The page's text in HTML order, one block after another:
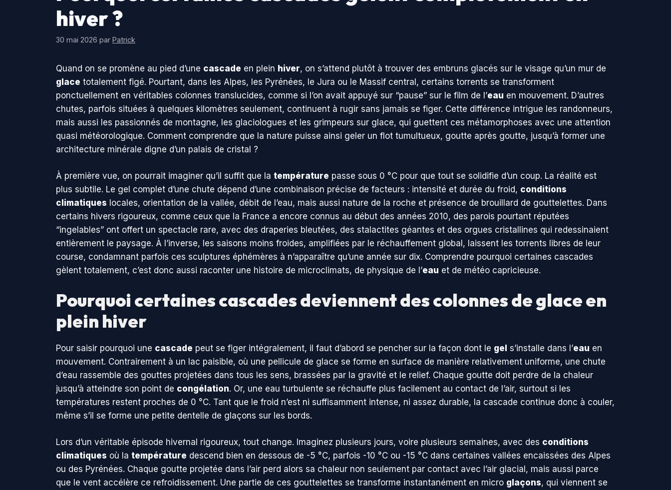
hiver ?
30 mai 2026 par Patrick
Quand on se promène au pied d’une cascade en plein hiver, on s’attend plutôt à trouver des embruns glacés sur le visage qu’un mur de
glace totalement figé. Pourtant, dans les Alpes, les Pyrénées, le Jura ou le Massif central, certains torrents se transforment
ponctuellement en véritables colonnes translucides, comme si l’on avait appuyé sur “pause” sur le film de l’eau en mouvement. D’autres
chutes, parfois situées à quelques kilomètres seulement, continuent à rugir sans jamais se figer. Cette différence intrigue les randonneurs,
mais aussi les passionnés de montagne, les glaciologues et les grimpeurs sur glace, qui guettent ces métamorphoses avec une attention
quasi météorologique. Comment comprendre que la nature puisse ainsi geler un flot tumultueux, goutte après goutte, jusqu’à former une
architecture minérale digne d’un palais de cristal ?
À première vue, on pourrait imaginer qu’il suffit que la température passe sous 0 °C pour que tout se solidifie d’un coup. La réalité est
plus subtile. Le gel complet d’une chute dépend d’une combinaison précise de facteurs : intensité et durée du froid, conditions
climatiques locales, orientation de la vallée, débit de l’eau, mais aussi nature de la roche et présence de brouillard de gouttelettes. Dans
certains hivers rigoureux, comme ceux que la France a encore connus au début des années 2010, des parois pourtant réputées
“ingelables” ont offert un spectacle rare, avec des draperies bleutées, des stalactites géantes et des orgues cristallines qui redessinaient
entièrement le paysage. À l’inverse, les saisons moins froides, amplifiées par le réchauffement global, laissent les torrents libres de leur
course, condamnant parfois ces sculptures éphémères à n’apparaître qu’une année sur dix. Comprendre pourquoi certaines cascades
gèlent totalement, c’est donc aussi raconter une histoire de microclimats, de physique de l’eau et de météo capricieuse.
Pourquoi certaines cascades deviennent des colonnes de glace en
plein hiver
Pour saisir pourquoi une cascade peut se figer intégralement, il faut d’abord se pencher sur la façon dont le gel s’installe dans l’eau en
mouvement. Contrairement à un lac paisible, où une pellicule de glace se forme en surface de manière relativement uniforme, une chute
d’eau rassemble des gouttes projetées dans tous les sens, brassées par la gravité et le relief. Chaque goutte doit perdre de la chaleur
jusqu’à atteindre son point de congélation. Or, une eau turbulente se réchauffe plus facilement au contact de l’air, surtout si les
températures restent proches de 0 °C. Tant que le froid n’est ni suffisamment intense, ni assez durable, la cascade continue donc à couler,
même s’il se forme une petite dentelle de glaçons sur les bords.
Lors d’un véritable épisode hivernal rigoureux, tout change. Imaginez plusieurs jours, voire plusieurs semaines, avec des conditions
climatiques où la température descend bien en dessous de -5 °C, parfois -10 °C ou -15 °C dans certaines vallées encaissées des Alpes
ou des Pyrénées. Chaque goutte projetée dans l’air perd alors sa chaleur non seulement par contact avec l’air glacial, mais aussi parce
que le vent accélère ce refroidissement. Une partie de ces gouttelettes se transforme instantanément en micro glaçons, qui viennent se